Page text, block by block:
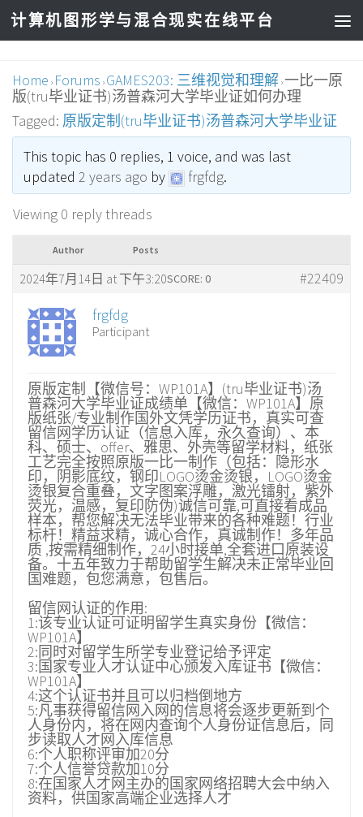
计算机图形学与混合现实在线平台
Home › Forums › GAMES203: 三维视觉和理解 ›一比一原
版(tru毕业证书)汤普森河大学毕业证如何办理
Tagged: 原版定制(tru毕业证书)汤普森河大学毕业证
This topic has 0 replies, 1 voice, and was last
updated 2 years ago by frgfdg.
Viewing 0 reply threads
Author Posts
2024年7月14日 at 下午3:20 #22409
SCORE: 0
frgfdg
Participant
原版定制【微信号：WP101A】(tru毕业证书)汤
普森河大学毕业证成绩单【微信：WP101A】原
版纸张/专业制作国外文凭学历证书，真实可查
留信网学历认证（信息入库，永久查询）、本
科、硕士、offer、雅思、外壳等留学材料，纸张
工艺完全按照原版一比一制作（包括：隐形水
印，阴影底纹，钢印LOGO烫金烫银，LOGO烫金
烫银复合重叠，文字图案浮雕，激光镭射，紫外
荧光，温感，复印防伪)诚信可靠,可直接看成品
样本，帮您解决无法毕业带来的各种难题！行业
标杆！精益求精，诚心合作，真诚制作！多年品
质 ,按需精细制作，24小时接单,全套进口原装设
备。十五年致力于帮助留学生解决未正常毕业回
国难题，包您满意，包售后。
留信网认证的作用:
1:该专业认证可证明留学生真实身份【微信：
WP101A】
2:同时对留学生所学专业登记给予评定
3:国家专业人才认证中心颁发入库证书【微信：
WP101A】
4:这个认证书并且可以归档倒地方
5:凡事获得留信网入网的信息将会逐步更新到个
人身份内，将在网内查询个人身份证信息后，同
步读取人才网入库信息
6:个人职称评审加20分
7:个人信誉贷款加10分
8:在国家人才网主办的国家网络招聘大会中纳入
资料，供国家高端企业选择人才